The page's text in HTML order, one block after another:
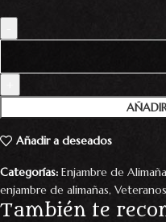
Añadir a deseados
Categorías: Enjambre de
enjambre de alimañas,
También te